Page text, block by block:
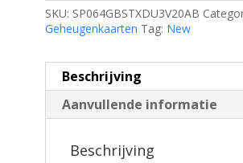
SKU: SP064GBSTXDU3V20AB
Geheugenkaarten Tag: New
Beschrijving
Aanvullende informatie
Beschrijving